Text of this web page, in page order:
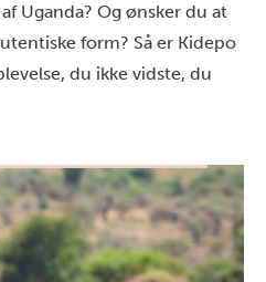
Uganda? Og ønsker du at
form? Så er Kidepo
du ikke vidste, du